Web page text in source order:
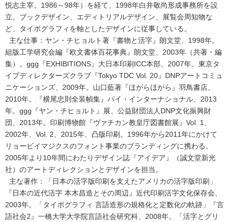
悦志主宰。1986～98年）を経て、1998年白井敬尚形成事務所を設
立。ブックデザイン、エディトリアルデザイン、展覧会周知物な
ど、タイポグラフィを軸としたデザインに従事している。
主な仕事：ヤン・チヒョルト著『書物と活字』朗文堂、1998年。
組版工学研究会編『欧文書体百花事典』朗文堂、2003年（共著・編
集）。ggg『EXHIBITIONS』大日本印刷ICC本部、2007年。東京タ
イプディレクターズクラブ『Tokyo TDC Vol. 20』DNPアートコミュ
ニケーションズ、2009年。山口藍著『ほがらほがら』羽鳥書店、
2010年。『横尾忠則全装幀集』パイ・インターナショナル、2013
年。ggg『ヤン・チヒョルト』展、公益財団法人DNP文化振興財
団、2013年。印刷博物館『ヴァチカン教皇庁図書館展』Vol. 1、
2002年、Vol. 2、2015年、凸版印刷。1996年から2011年にかけて
リョービイマジクスのフォント事業のブランディングに携わる。
2005年より10年間にわたりデザイン誌『アイデア』（誠文堂新光
社）のアートディレクションとデザインを担当。
主な著作：「日本の活字版印刷を支えたアメリカの活字版印刷」
『日本の近代活字 本木昌造とその周辺』近代印刷活字文化保存会、
2003年。「タイポグラフィ 言語造形の規格化と定数化の軌跡」『言
語社会2』一橋大学大学院言語社会研究科、2008年。「活字とグリ